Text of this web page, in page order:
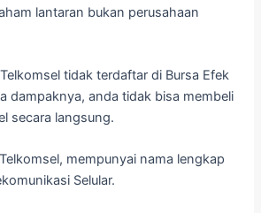
lantaran bukan perusahaan
tidak terdaftar di Bursa Efek
dampaknya, anda tidak bisa membeli
secara langsung.
mempunyai nama lengkap
Selular.